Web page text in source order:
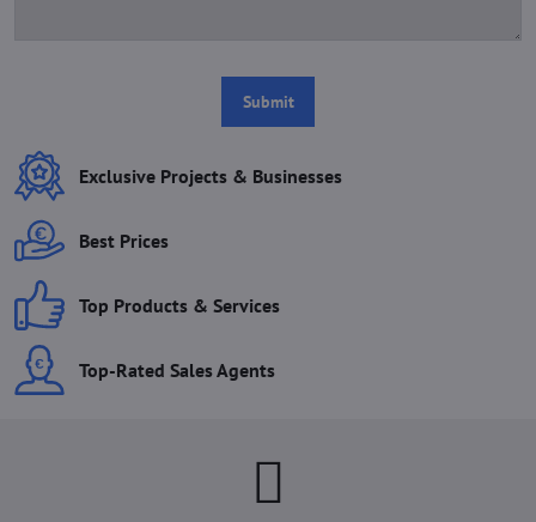
Submit
Exclusive Projects & Businesses
Best Prices
Top Products & Services
Top-Rated Sales Agents